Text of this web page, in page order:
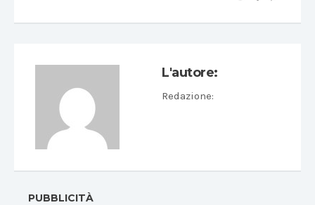
L'autore:
Redazione:
PUBBLICITÀ